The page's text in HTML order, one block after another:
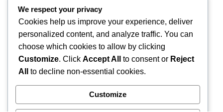
June 2020
May 2020
April 2020
March 2020
February 2020
December 2019
We respect your privacy
Cookies help us improve your experience, deliver
personalized content, and analyze traffic. You can
choose which cookies to allow by clicking
Customize. Click Accept All to consent or Reject
All
to decline non-essential cookies.
Customize